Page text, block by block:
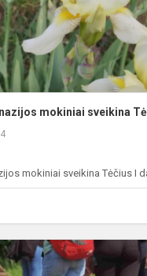
mokiniai sveikina
mokiniai sveikina Tėčius I